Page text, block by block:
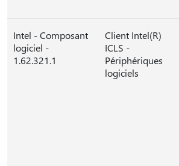
Intel - Composant
logiciel -
1.62.321.1
Client Intel(R)
ICLS -
Périphériques
logiciels